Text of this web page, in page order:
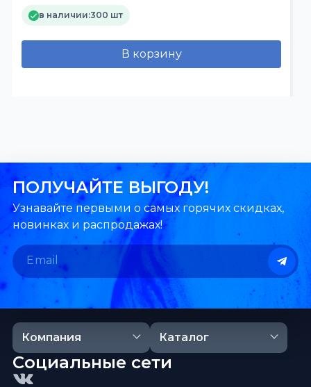
в наличии:300 шт
В корзину
ПОЛУЧАЙТЕ ВЫГОДУ!
Узнавайте первыми о самых горячих скидках,
новинках и распродажах!
Компания Каталог
Социальные сети